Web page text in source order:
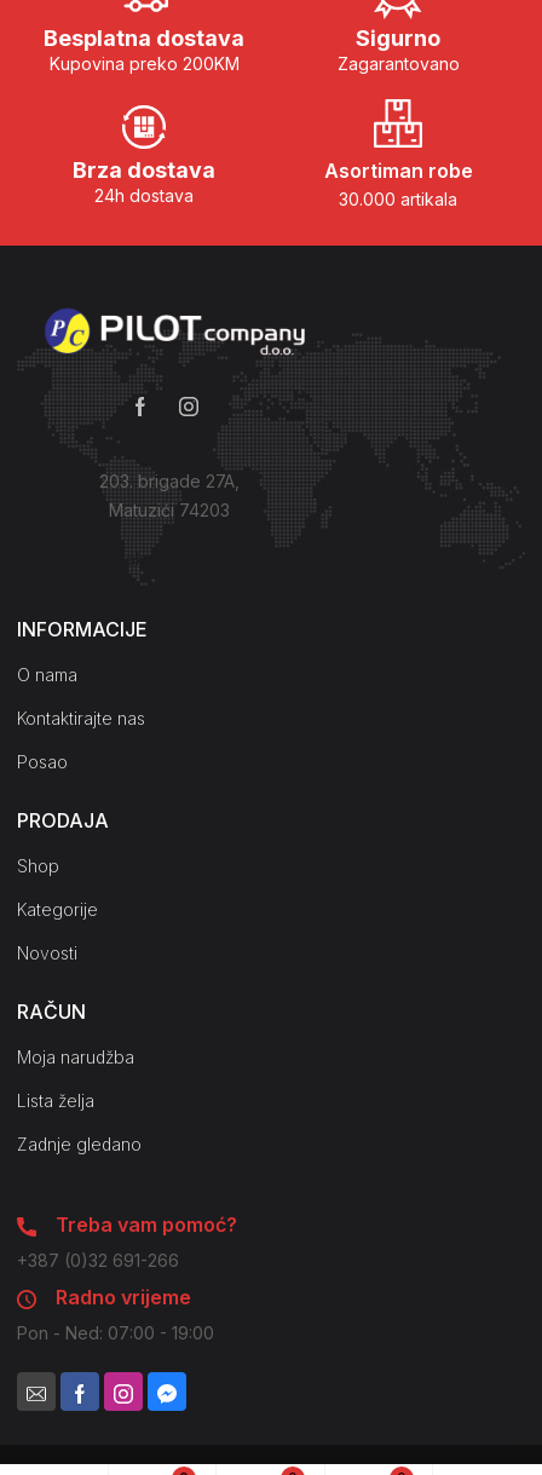
Besplatna dostava
Kupovina preko 200KM
Sigurno
Zagarantovano
Brza dostava
24h dostava
Asortiman robe
30.000 artikala
203. brigade 27A,
Matuzići 74203
Kako do nas?
INFORMACIJE
O nama
Kontaktirajte nas
Posao
PRODAJA
Shop
Kategorije
Novosti
RAČUN
Moja narudžba
Lista želja
Zadnje gledano
Treba vam pomoć?
+387 (0)32 691-266
Radno vrijeme
Pon - Ned: 07:00 - 19:00